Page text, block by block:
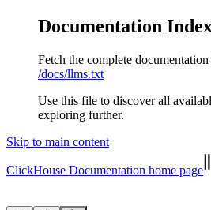
Documentation
Fetch the complete
/docs/llms.txt
Use this file to discover all
exploring further.
Skip to main content
ClickHouse Documentation home page